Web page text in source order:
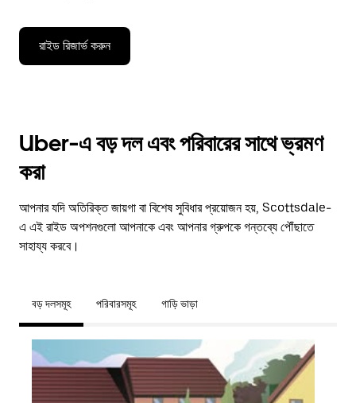
রাইড রিজার্ভ করুন
Uber-এ বড় দল এবং পরিবারের সাথে ভ্রমণ
করা
আপনার যদি অতিরিক্ত জায়গা বা বিশেষ সুবিধার প্রয়োজন হয়, Scottsdale-
এ এই রাইড অপশনগুলো আপনাকে এবং আপনার গ্রুপকে গন্তব্যে পৌঁছাতে
সাহায্য করবে।
বড় দলসমূহ পরিবারসমূহ গাড়ি ভাড়া